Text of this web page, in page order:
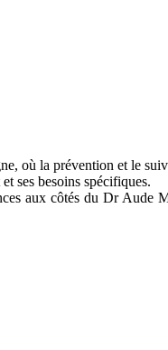
où la prévention et le
ses besoins spécifiques.
aux côtés du Dr Aude